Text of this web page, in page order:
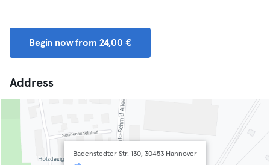
Begin now from 24,00 €
Address
Badenstedter Str. 130, 30453 Hannover